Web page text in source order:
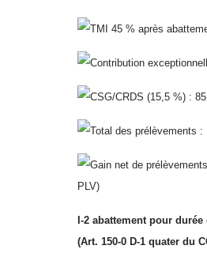
TMI 45 % après
Contribution
CSG/CRDS (15,5 %) :
Total des prélèvements :
Gain net de
PLV)
I-2 abattement pour
(Art. 150-0 D-1 quater du